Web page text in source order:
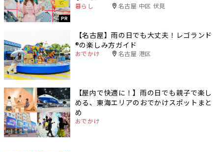
PR
暮らし 名古屋 中区 伏見
【名古屋】雨の日でも大丈夫！レゴランド
®️の楽しみ方ガイド
おでかけ 名古屋 港区
【屋内で快適に！】雨の日でも親子で楽し
める、東海エリアのおでかけスポットまと
め
おでかけ